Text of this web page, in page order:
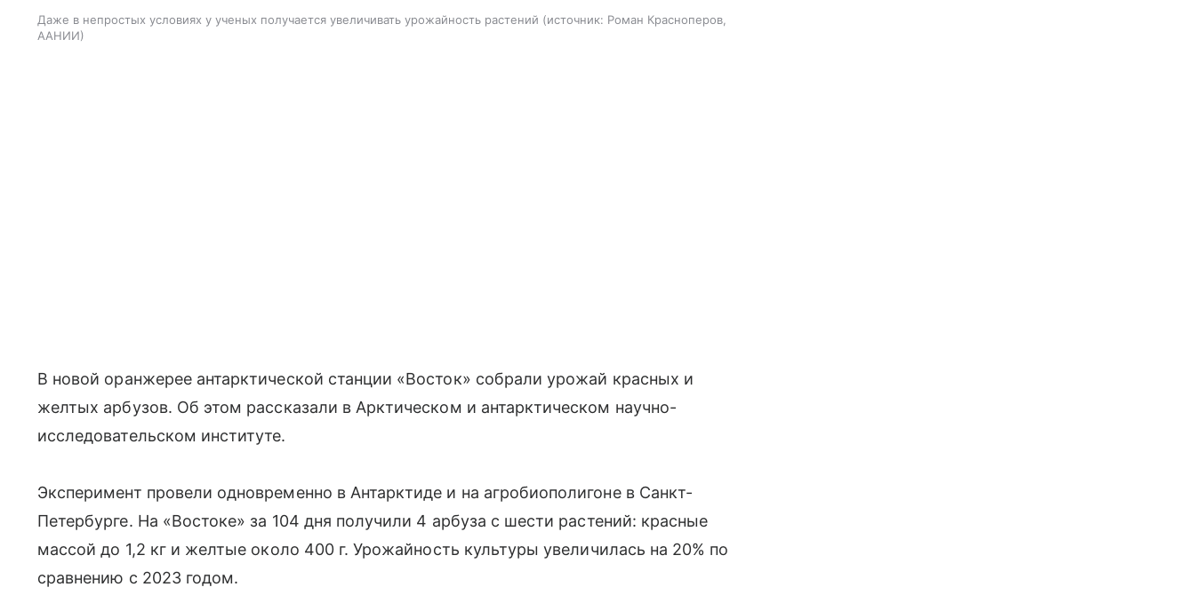
Даже в непростых условиях у ученых получается увеличивать урожайность растений источник: Роман Красноперов,
ААНИИ
В новой оранжерее антарктической станции «Восток» собрали урожай красных и
желтых арбузов. Об этом рассказали в Арктическом и антарктическом научно-
исследовательском институте.
Эксперимент провели одновременно в Антарктиде и на агробиополигоне в Санкт-
Петербурге. На «Востоке» за 104 дня получили 4 арбуза с шести растений: красные
массой до 1,2 кг и желтые около 400 г. Урожайность культуры увеличилась на 20% по
сравнению с 2023 годом.